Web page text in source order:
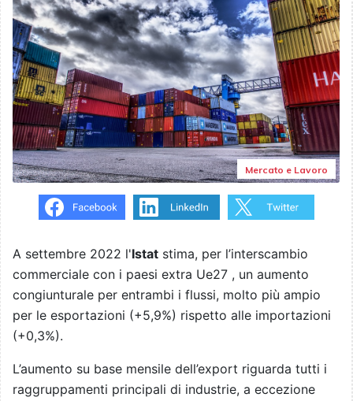
Mercato e Lavoro
A settembre 2022 l'Istat stima, per l’interscambio
commerciale con i paesi extra Ue27 , un aumento
congiunturale per entrambi i flussi, molto più ampio
per le esportazioni (+5,9%) rispetto alle importazioni
(+0,3%).
L’aumento su base mensile dell’export riguarda tutti i
raggruppamenti principali di industrie, a eccezione